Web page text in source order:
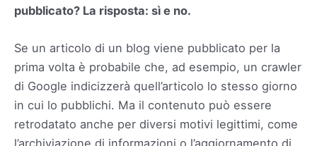
pubblicato? La risposta: sì e no.
Se un articolo di un blog viene pubblicato per la
prima volta è probabile che, ad esempio, un crawler
di Google indicizzerà quell’articolo lo stesso giorno
in cui lo pubblichi. Ma il contenuto può essere
retrodatato anche per diversi motivi legittimi, come
l’archiviazione di informazioni o l’aggiornamento di